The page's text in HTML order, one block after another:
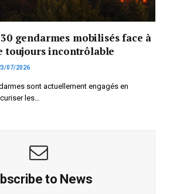
gendarmes mobilisés face à
toujours incontrôlable
07/2026
sont actuellement engagés en
les…
to News